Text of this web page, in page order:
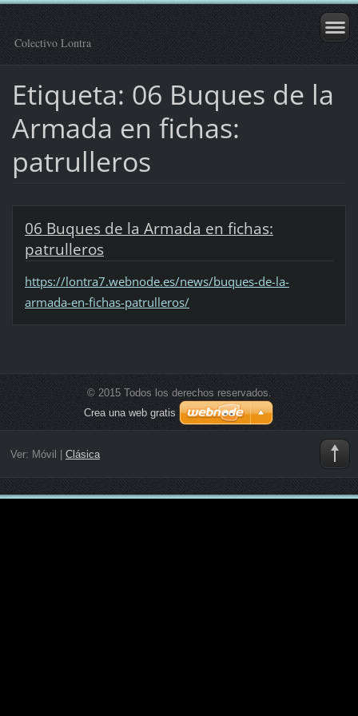
Colectivo Lontra
Etiqueta: 06 Buques de la
Armada en fichas:
patrulleros
06 Buques de la Armada en fichas:
patrulleros
https://lontra7.webnode.es/news/buques-de-la-
armada-en-fichas-patrulleros/
© 2015 Todos los derechos reservados.
Crea una web gratis
Ver: Móvil Clásica